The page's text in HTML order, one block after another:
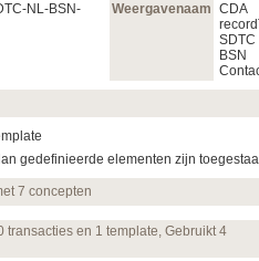
NL-BSN-
Weergavenaam CDA
SDTC
BSN
gedefinieerde elementen zijn
7 concepten
transacties en 1 template, Gebruikt 4